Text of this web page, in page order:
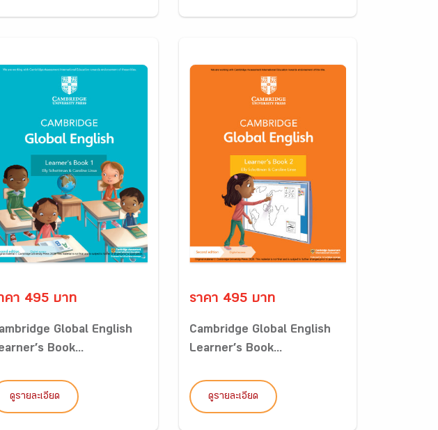
คา 495 บาท
Global English
Book...
ดูรายละเอียด
ราคา 495 บาท
Cambridge Global English
Learner’s Book...
ดูรายละเอียด